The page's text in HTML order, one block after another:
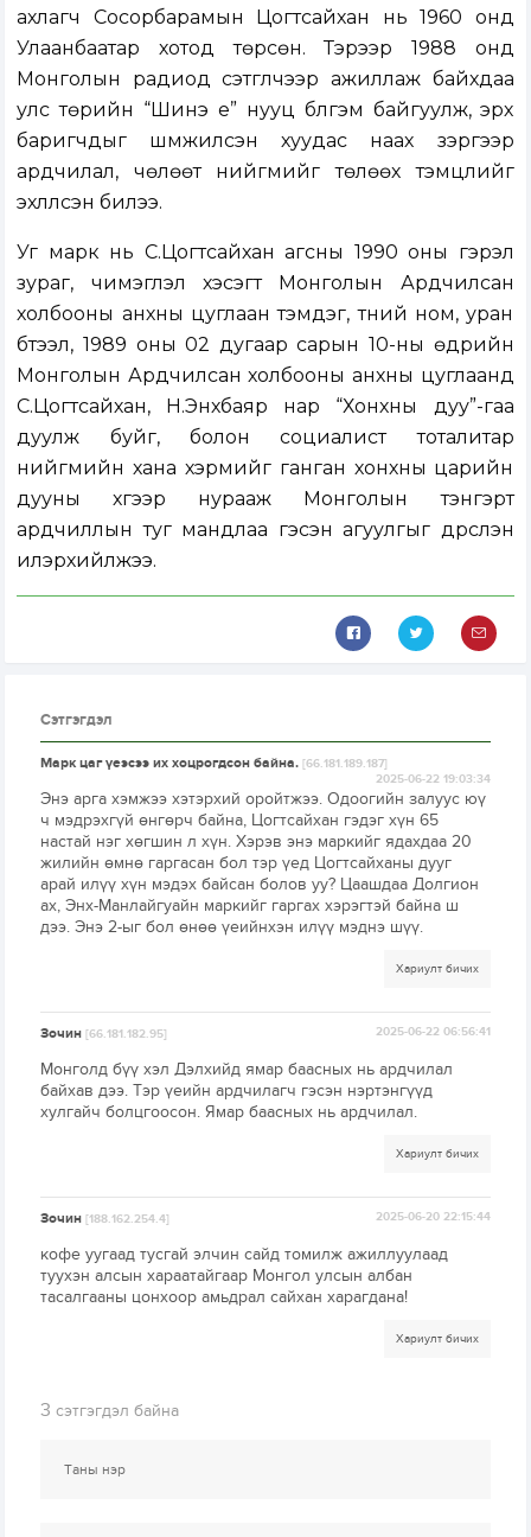
ахлагч Сосорбарамын Цогтсайхан нь 1960 онд
Улаанбаатар хотод төрсөн. Тэрээр 1988 онд
Монголын радиод сэтгүүлчээр ажиллаж байхдаа
улс төрийн “Шинэ үе” нууц бүлгэм байгуулж, эрх
баригчдыг шүүмжилсэн хуудас наах зэргээр
ардчилал, чөлөөт нийгмийг төлөөх тэмцлийг
эхлүүлсэн билээ.
Уг марк нь С.Цогтсайхан агсны 1990 оны гэрэл
зураг, чимэглэл хэсэгт Монголын Ардчилсан
холбооны анхны цуглаан тэмдэг, түүний ном, уран
бүтээл, 1989 оны 02 дугаар сарын 10-ны өдрийн
Монголын Ардчилсан холбооны анхны цуглаанд
С.Цогтсайхан, Н.Энхбаяр нар “Хонхны дуу”-гаа
дуулж буйг, болон социалист тоталитар
нийгмийн хана хэрмийг ганган хонхны царийн
дууны хүүгээр нурааж Монголын тэнгэрт
ардчиллын туг мандлаа гэсэн агуулгыг дүрслэн
илэрхийлжээ.
Сэтгэгдэл
Марк цаг үеэсээ их хоцрогдсон байна.[66.181.189.187]
2025-06-22 19:03:34
Энэ арга хэмжээ хэтэрхий оройтжээ. Одоогийн залуус юү
ч мэдрэхгүй өнгөрч байна, Цогтсайхан гэдэг хүн 65
настай нэг хөгшин л хүн. Хэрэв энэ маркийг ядахдаа 20
жилийн өмнө гаргасан бол тэр үед Цогтсайханы дууг
арай илүү хүн мэдэх байсан болов уу? Цаашдаа Долгион
ах, Энх-Манлайгуайн маркийг гаргах хэрэгтэй байна ш
дээ. Энэ 2-ыг бол өнөө үеийнхэн илүү мэднэ шүү.
Хариулт бичих
Зочин[66.181.182.95] 2025-06-22 06:56:41
Монголд бүү хэл Дэлхийд ямар баасных нь ардчилал
байхав дээ. Тэр үеийн ардчилагч гэсэн нэртэнгүүд
хулгайч болцгоосон. Ямар баасных нь ардчилал.
Хариулт бичих
Зочин[188.162.254.4] 2025-06-20 22:15:44
кофе уугаад тусгай элчин сайд томилж ажиллуулаад
туухэн алсын хараатайгаар Монгол улсын албан
тасалгааны цонхоор амьдрал сайхан харагдана!
Хариулт бичих
3 сэтгэгдэл байна